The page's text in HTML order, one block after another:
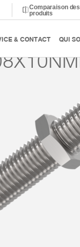
Comparaison des
produits
& CONTACT QUI